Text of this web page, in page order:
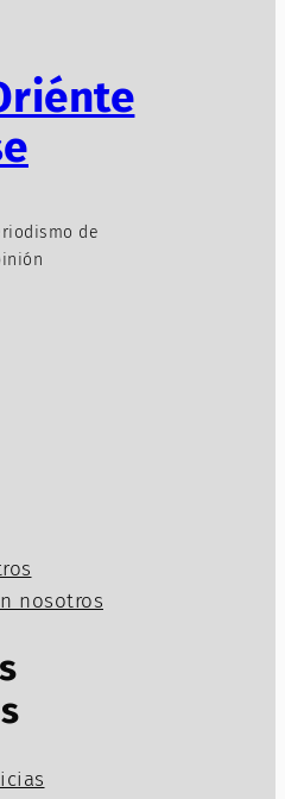
de
nosotros